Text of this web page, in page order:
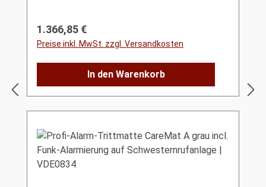
Regulärer Preis:
1.366,85 €
Preise inkl. MwSt. zzgl. Versandkosten
In den Warenkorb